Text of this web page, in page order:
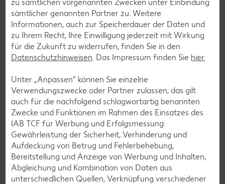
Zurück zu allen Rezepten
zu sämtlichen vorgenannten Zwecken unter Einbindung
sämtlicher genannten Partner zu. Weitere
Informationen, auch zur Speicherdauer der Daten und
zu Ihrem Recht, Ihre Einwilligung jederzeit mit Wirkung
für die Zukunft zu widerrufen, finden Sie in den
Datenschutzhinweisen . Das Impressum finden Sie hier.
Unter „Anpassen“ können Sie einzelne
Verwendungszwecke oder Partner zulassen; das gilt
auch für die nachfolgend schlagwortartig benannten
Zwecke und Funktionen im Rahmen des Einsatzes des
IAB TCF für Werbung und Erfolgsmessung:
Gewährleistung der Sicherheit, Verhinderung und
Aufdeckung von Betrug und Fehlerbehebung,
Bereitstellung und Anzeige von Werbung und Inhalten,
Abgleichung und Kombination von Daten aus
unterschiedlichen Quellen, Verknüpfung verschiedener